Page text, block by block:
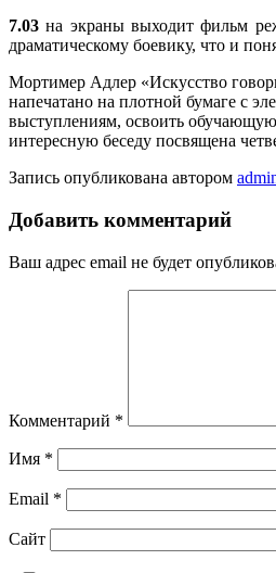
7.03 на экраны выходит фильм
драматическому боевику, что и
Мортимер Адлер «Искусство
напечатано на плотной бумаге с
выступлениям, освоить
интересную беседу посвящена
Запись опубликована автором
Добавить комментарий
Ваш адрес email не будет
Комментарий *
Имя *
Email *
Сайт